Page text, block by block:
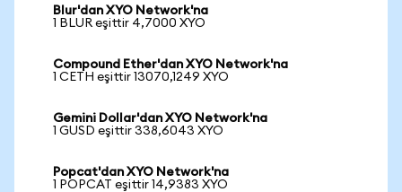
Blur'dan XYO Network'na
1 BLUR eşittir 4,7000 XYO
Compound Ether'dan XYO Network'na
1 CETH eşittir 13070,1249 XYO
Gemini Dollar'dan XYO Network'na
1 GUSD eşittir 338,6043 XYO
Popcat'dan XYO Network'na
1 POPCAT eşittir 14,9383 XYO